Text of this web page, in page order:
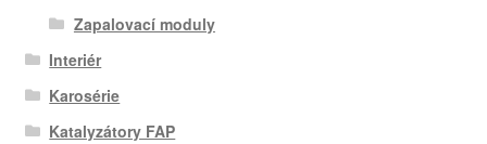
Zapalovací moduly
Interiér
Karosérie
Katalyzátory FAP